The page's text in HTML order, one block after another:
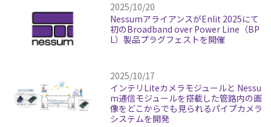
2025/10/20
NessumアライアンスがEnlit 2025にて
初のBroadband over Power Line（BP
L）製品プラグフェストを開催
2025/10/17
インテリLiteカメラモジュールと Nessu
m通信モジュールを搭載した管路内の画
像をどこからでも見られるパイプカメラ
システムを開発